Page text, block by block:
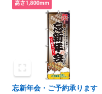
忘新年会・ご予約承ります